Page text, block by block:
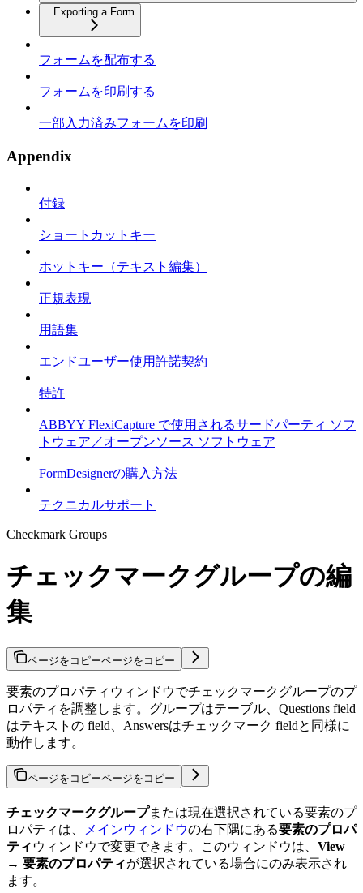
Exporting a Form
フォームを配布する
フォームを印刷する
一部入力済みフォームを印刷
Appendix
付録
ショートカットキー
ホットキー（テキスト編集）
正規表現
用語集
エンドユーザー使用許諾契約
特許
ABBYY FlexiCapture で使用されるサードパーティ ソフ
トウェア／オープンソース ソフトウェア
FormDesignerの購入方法
テクニカルサポート
Checkmark Groups
チェックマークグループの編
集
ページをコピーページをコピー
要素のプロパティウィンドウでチェックマークグループのプ
ロパティを調整します。グループはテーブル、Questions field
はテキストの field、Answersはチェックマーク fieldと同様に
動作します。
ページをコピーページをコピー
チェックマークグループまたは現在選択されている要素のプ
ロパティは、
メインウィンドウの右下隅にある要素のプロパ
ティ ウィンドウで変更できます。このウィンドウは、 View
→ 要素のプロパティが選択されている場合にのみ表示され
ます。